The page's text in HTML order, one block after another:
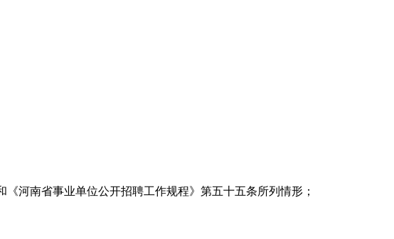
河南省事业单位公开招聘工作规程》第五十五条所列情形；